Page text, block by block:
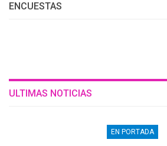
ENCUESTAS
ULTIMAS NOTICIAS
EN PORTADA